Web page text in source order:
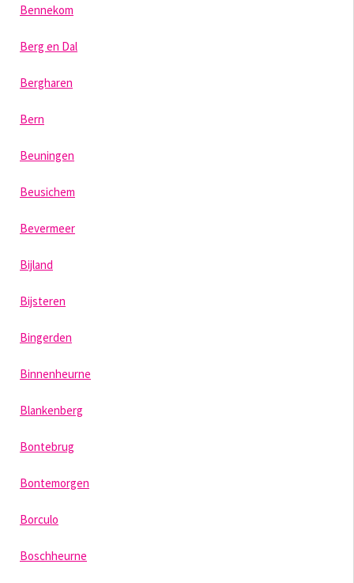
Bennekom
Berg en Dal
Bergharen
Bern
Beuningen
Beusichem
Bevermeer
Bijland
Bijsteren
Bingerden
Binnenheurne
Blankenberg
Bontebrug
Bontemorgen
Borculo
Boschheurne